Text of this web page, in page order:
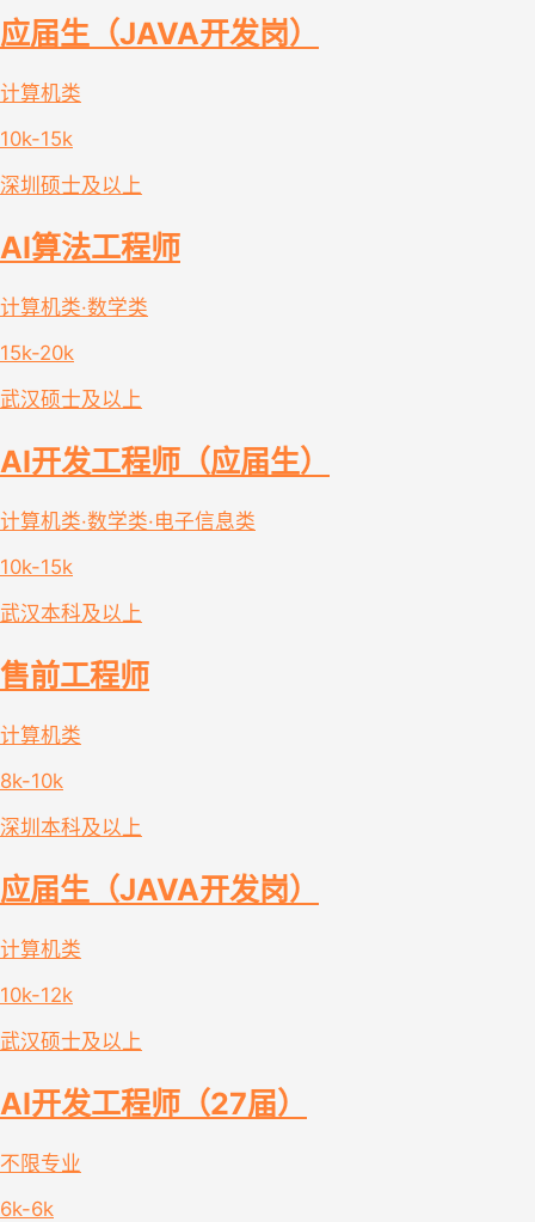
应届生（JAVA开发岗）
计算机类
10k-15k
深圳 硕士及以上
AI算法工程师
计算机类·数学类
15k-20k
武汉硕士及以上
AI开发工程师（应届生）
计算机类·数学类·电子信息类
10k-15k
武汉本科及以上
售前工程师
计算机类
8k-10k
深圳 本科及以上
应届生（JAVA开发岗）
计算机类
10k-12k
武汉硕士及以上
AI开发工程师（27届）
不限专业
6k-6k